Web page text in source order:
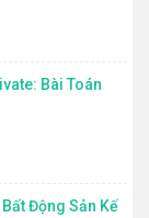
Bài Toán
Động Sản Kế